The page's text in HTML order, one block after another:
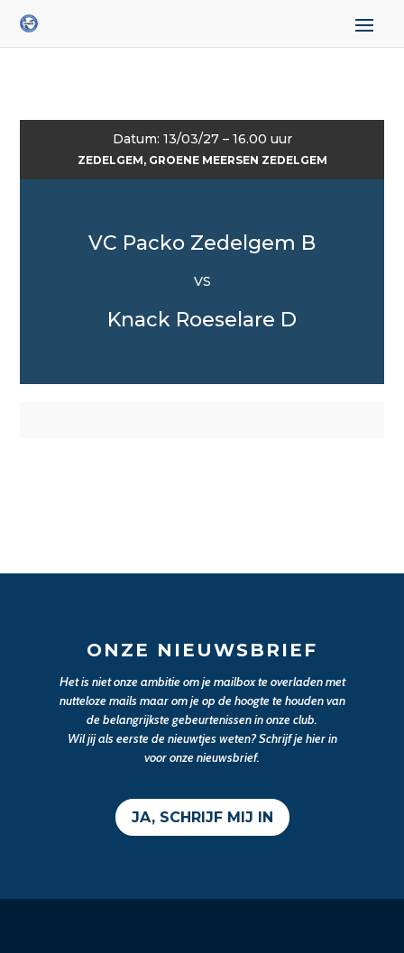
Datum: 13/03/27 – 16.00 uur
ZEDELGEM, GROENE MEERSEN ZEDELGEM
VC Packo Zedelgem B
VS
Knack Roeselare D
ONZE NIEUWSBRIEF
Het is niet onze ambitie om je mailbox te overladen met
nutteloze mails maar om je op de hoogte te houden van
de belangrijkste gebeurtenissen in onze club.
Wil jij als eerste de nieuwtjes weten? Schrijf je hier in
voor onze nieuwsbrief.
JA, SCHRIJF MIJ IN